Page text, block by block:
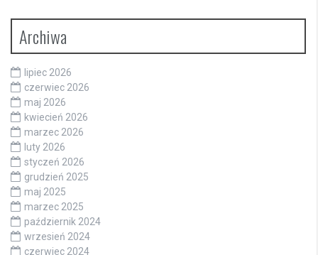
Archiwa
lipiec 2026
czerwiec 2026
maj 2026
kwiecień 2026
marzec 2026
luty 2026
styczeń 2026
grudzień 2025
maj 2025
marzec 2025
październik 2024
wrzesień 2024
czerwiec 2024